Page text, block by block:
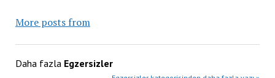
More posts from
Daha fazla Egzersizler